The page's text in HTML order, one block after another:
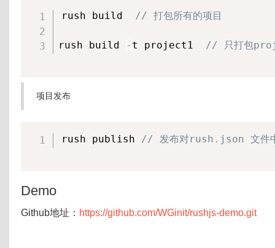
rush build // 打包所有的项目
rush build - t project1 // 只打包
项目发布
rush publish // 发布对rush.json 文件
Demo
Github地址： https://github.com/WGinit/rushjs-demo.git